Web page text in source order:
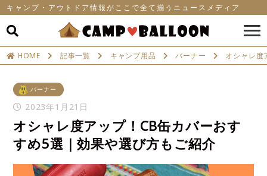
キャンプ・アウトドア情報がここで全て揃うニュースメディア
HOME 記事一覧 キャンプ用品 バーナー オシャレ度
バーナー
2023年1月21日
オシャレ度アップ！CB缶カバーおす
すめ5選｜効果や選び方もご紹介